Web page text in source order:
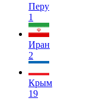
Перу
1
Иран
2
Крым
19